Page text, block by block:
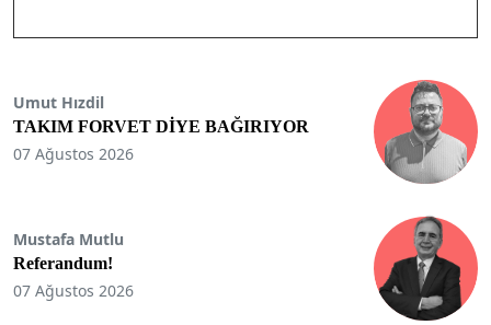
Umut Hızdil
TAKIM FORVET DİYE BAĞIRIYOR
07 Ağustos 2026
Mustafa Mutlu
Referandum!
07 Ağustos 2026